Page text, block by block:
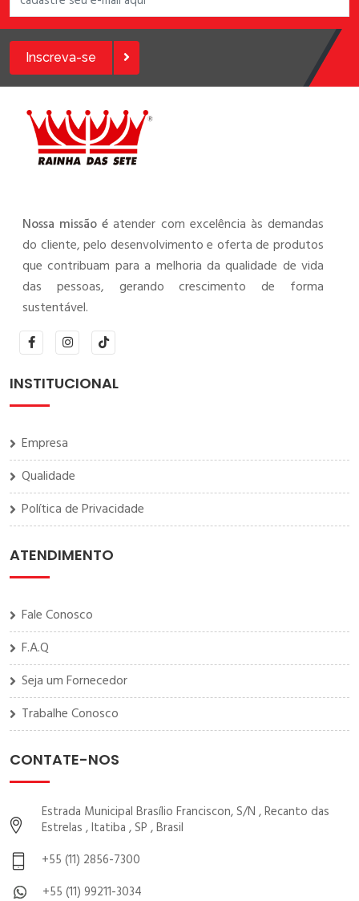
Inscreva-se
Nossa missão é atender com excelência às demandas
do cliente, pelo desenvolvimento e oferta de produtos
que contribuam para a melhoria da qualidade de vida
das pessoas, gerando crescimento de forma
sustentável.
INSTITUCIONAL
Empresa
Qualidade
Política de Privacidade
ATENDIMENTO
Fale Conosco
F.A.Q
Seja um Fornecedor
Trabalhe Conosco
CONTATE-NOS
Estrada Municipal Brasílio Franciscon, S/N , Recanto das
Estrelas , Itatiba , SP , Brasil
+55 (11) 2856-7300
+55 (11) 99211-3034